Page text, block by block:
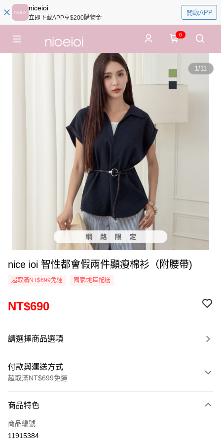
niceioi
立即下載APP享$200購物金
開啟APP
0
1/11
nice ioi 智性都會假兩件顯瘦棉衫（附腰帶)
超取滿NT$699免運 國家/地區配送
NT$690
請選擇商品選項
付款與運送方式
超取滿NT$699免運
信用卡一次付款
超商取貨付款
商品特色
商品編號
11915384